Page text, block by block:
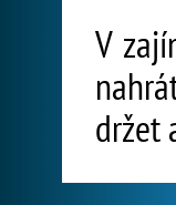
V
držet